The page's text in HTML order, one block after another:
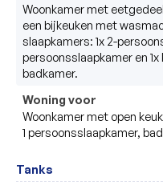
Woonkamer met
een bijkeuken met
slaapkamers: 1x 2-
persoonsslaapkamer en
badkamer.
Woning voor
Woonkamer met open
1 persoonsslaapkamer,
Tanks